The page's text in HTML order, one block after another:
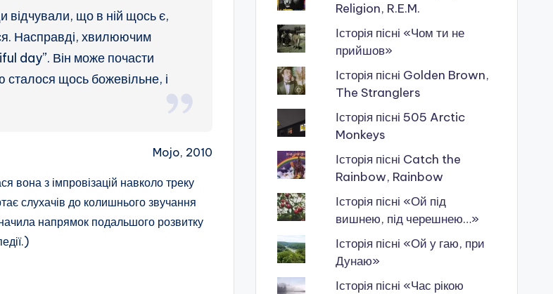
відчували, що в ній щось є,
Насправді, хвилюючим
day”. Він може почасти
сталося щось божевільне, і
Mojo, 2010
вона з імпровізацій навколо треку
слухачів до колишнього звучання
напрямок подальшого розвитку
Religion, R.E.M.
Історія пісні «Чом ти не
прийшов»
Історія пісні Golden Brown,
The Stranglers
Історія пісні 505 Arctic
Monkeys
Історія пісні Catch the
Rainbow, Rainbow
Історія пісні «Ой під
вишнею, під черешнею…»
Історія пісні «Ой у гаю, при
Дунаю»
Історія пісні «Час рікою